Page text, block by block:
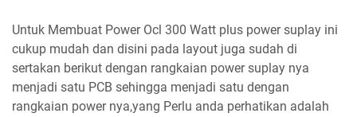
Untuk Membuat Power Ocl 300 Watt plus power suplay ini
cukup mudah dan disini pada layout juga sudah di
sertakan berikut dengan rangkaian power suplay nya
menjadi satu PCB sehingga menjadi satu dengan
rangkaian power nya,yang Perlu anda perhatikan adalah